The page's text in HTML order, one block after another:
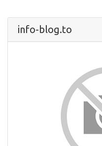
info-blog.to